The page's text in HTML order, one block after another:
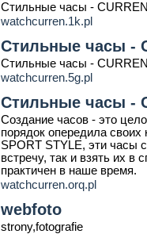
Стильные часы -
watchcurren.1k.pl
Стильные часы -
Стильные часы -
watchcurren.5g.pl
Стильные часы -
Создание часов - это
порядок опередила своих
SPORT STYLE, эти часы
встречу, так и взять их в
практичен в наше время.
watchcurren.orq.pl
webfoto
strony,fotografie